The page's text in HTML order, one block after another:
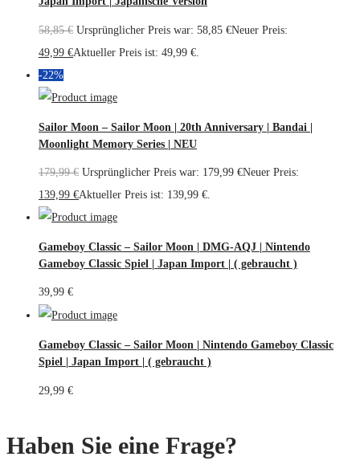
58,85€ Ursprünglicher Preis war: 58,85 €Neuer Preis:
49,99 €Aktueller Preis ist: 49,99 €.
-22%
Sailor Moon – Sailor Moon | 20th Anniversary | Bandai |
Moonlight Memory Series | NEU
179,99€ Ursprünglicher Preis war: 179,99 €Neuer Preis:
139,99 €Aktueller Preis ist: 139,99 €.
Gameboy Classic – Sailor Moon | DMG-AQJ | Nintendo
Gameboy Classic Spiel | Japan Import | ( gebraucht )
39,99 €
Gameboy Classic – Sailor Moon | Nintendo Gameboy Classic
Spiel | Japan Import | ( gebraucht )
29,99 €
Haben Sie eine Frage?